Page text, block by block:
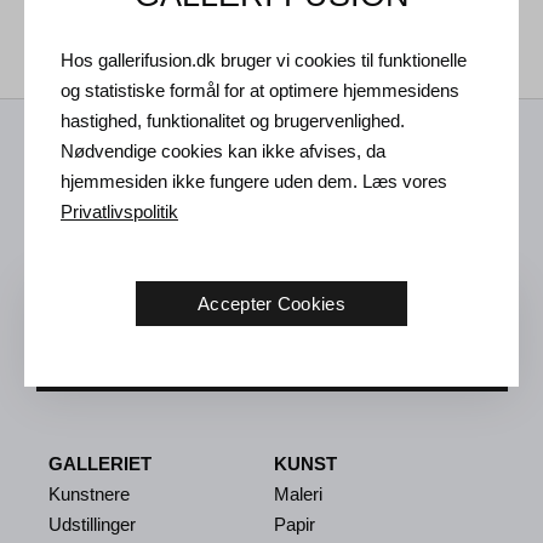
21.000DKK
Modtag nyheder fra os
Kunst nyheder, nye udstillinger og invitation til fremtidige
GALLERIET
Kunstnere
Udstillinger
KUNST
Maleri
Papir
Hos gallerifusion.dk bruger vi cookies til funktionelle
og statistiske formål for at optimere hjemmesidens
hastighed, funktionalitet og brugervenlighed.
Nødvendige cookies kan ikke afvises, da
hjemmesiden ikke fungere uden dem. Læs vores
Privatlivspolitik
Accepter Cookies